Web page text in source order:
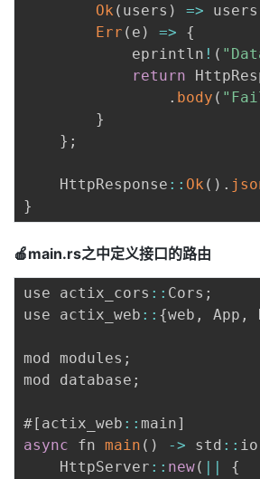
Ok ( users ) => users
Err ( e ) =>
{
            eprintln
! (
return
. body (
}
} ;
    HttpResponse
: : Ok ( ) .
}
🍎main.rs之中定义接口的路由
use actix_cors : : Cors ;
use actix_web : : {web , App ,
mod modules ;
mod database ;
# [ actix_web : : main]
async fn main ( ) -> std : : io
    HttpServer
: : new(
{